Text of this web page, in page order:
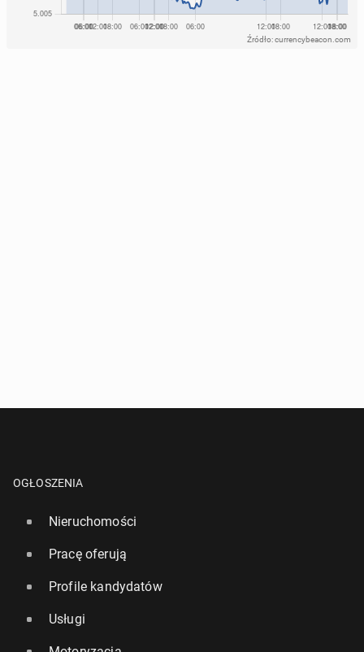
Źródło: currencybeacon.com
OGŁOSZENIA
Nieruchomości
Pracę oferują
Profile kandydatów
Usługi